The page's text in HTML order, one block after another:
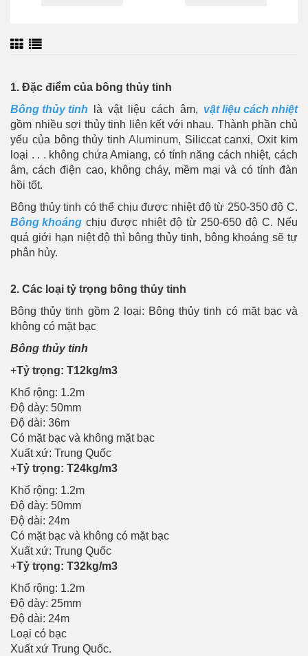
1. Đặc điểm của bông thủy tinh
Bông thủy tinh là vật liệu cách âm, vật liệu cách nhiệt
gồm nhiều sợi thủy tinh liên kết với nhau. Thành phần chủ
yếu của bông thủy tinh Aluminum, Siliccat canxi, Oxit kim
loại . . . không chứa Amiang, có tính năng cách nhiệt, cách
âm, cách điện cao, không cháy, mềm mại và có tính đàn
hồi tốt.
Bông thủy tinh có thể chịu được nhiệt độ từ 250-350 độ C.
Bông khoáng chịu được nhiệt độ từ 250-650 độ C. Nếu
quá giới hạn niệt độ thì bông thủy tinh, bông khoáng sẽ tự
phân hủy.
2. Các loại tỷ trọng bông thủy tinh
Bông thủy tinh gồm 2 loại: Bông thủy tinh có mặt bạc và
không có mặt bạc
Bông thủy tinh
+Tỷ trọng: T12kg/m3
Khổ rộng: 1.2m
Độ dày: 50mm
Độ dài: 36m
Có mặt bạc và không mặt bạc
Xuất xứ: Trung Quốc
+Tỷ trọng: T24kg/m3
Khổ rộng: 1.2m
Độ dày: 50mm
Độ dài: 24m
Có mặt bạc và không có mặt bạc
Xuất xứ: Trung Quốc
+Tỷ trọng: T32kg/m3
Khổ rộng: 1.2m
Độ dày: 25mm
Độ dài: 24m
Loại có bạc
Xuất xứ Trung Quốc.